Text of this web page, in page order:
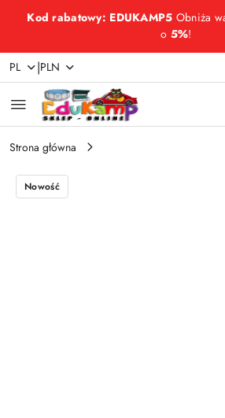
Przejdź do treści głównej
Przejdź do wyszukiwarki
Przejdź do moje konto
Przejdź do menu głównego
Przejdź do opisu produktu
Przejdź do stopki
Kod rabatowy: EDUKAMP5 Obniża
o 5%!
PL |PLN
Strona główna
Nowość